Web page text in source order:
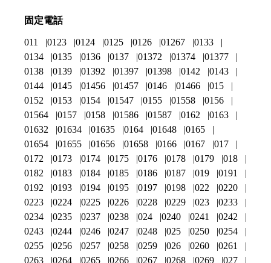
固定電話
011 0123 0124 0125 0126 01267
0133
0134
0135 0136 0137 01372 01374
01377
0138
0139 01392 01397 01398 0142
0143
0144
0145 01456 01457 0146 01466
015
0152
0153 0154 01547 0155 01558
0156
01564
0157 0158 01586 01587 0162
0163
01632
01634 01635 0164 01648
0165
01654
01655 01656 01658 0166 0167
017
0172
0173 0174 0175 0176 0178 0179
018
0182
0183 0184 0185 0186 0187 019
0191
0192
0193 0194 0195 0197 0198 022
0220
0223
0224 0225 0226 0228 0229 023
0233
0234
0235 0237 0238 024 0240 0241
0242
0243
0244 0246 0247 0248 025 0250
0254
0255
0256 0257 0258 0259 026 0260
0261
0263
0264 0265 0266 0267 0268 0269 027